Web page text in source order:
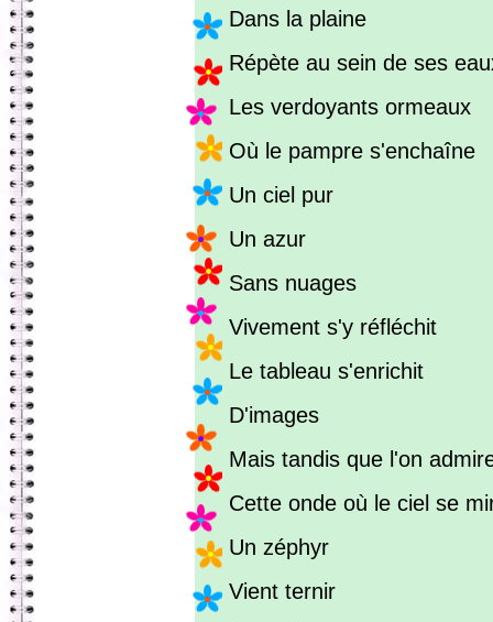
Dans la plaine
Répète au sein de ses
Les verdoyants ormeaux
Où le pampre s'enchaîne
Un ciel pur
Un azur
Sans nuages
Vivement s'y réfléchit
Le tableau s'enrichit
D'images
Mais tandis que l'on
Cette onde où le ciel se
Un zéphyr
Vient ternir